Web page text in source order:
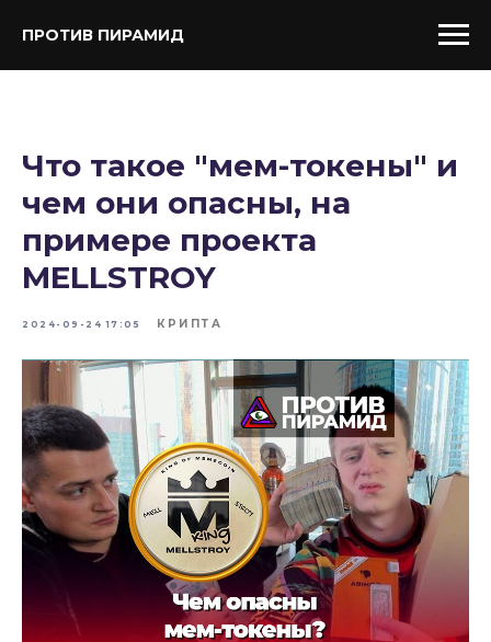
ПРОТИВ ПИРАМИД
Что такое "мем-токены" и
чем они опасны, на
примере проекта
MELLSTROY
2024-09-24 17:05 КРИПТА